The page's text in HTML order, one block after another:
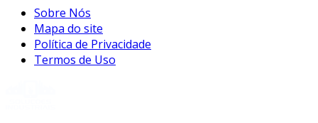
Sobre Nós
Mapa do site
Política de Privacidade
Termos de Uso